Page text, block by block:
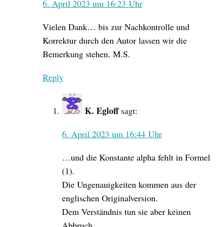
6. April 2023 um 16:23 Uhr
Vielen Dank… bis zur Nachkontrolle und
Korrektur durch den Autor lassen wir die
Bemerkung stehen. M.S.
Reply
K. Egloff sagt:
6. April 2023 um 16:44 Uhr
…und die Konstante alpha fehlt in Formel
(1).
Die Ungenauigkeiten kommen aus der
englischen Originalversion.
Dem Verständnis tun sie aber keinen